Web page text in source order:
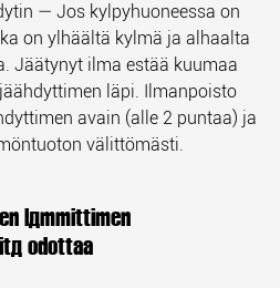
— Jos kylpyhuoneessa on
on ylhäältä kylmä ja alhaalta
Jäätynyt ilma estää kuumaa
läpi. Ilmanpoisto
avain (alle 2 puntaa) ja
välittömästi.
lämmittimen
odottaa